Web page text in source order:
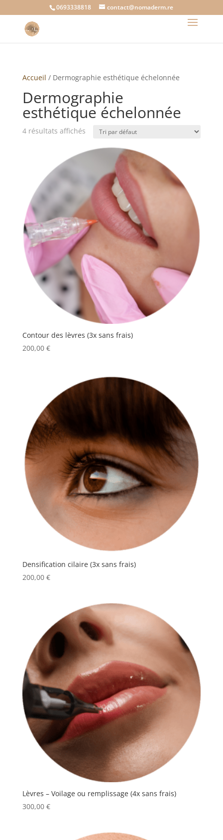
0693338818 contact@nomaderm.re
Accueil / Dermographie esthétique échelonnée
Dermographie
esthétique échelonnée
4 résultats affichés
Contour des lèvres (3x sans frais)
200,00 €
Densification cilaire (3x sans frais)
200,00 €
Lèvres – Voilage ou remplissage (4x sans frais)
300,00 €